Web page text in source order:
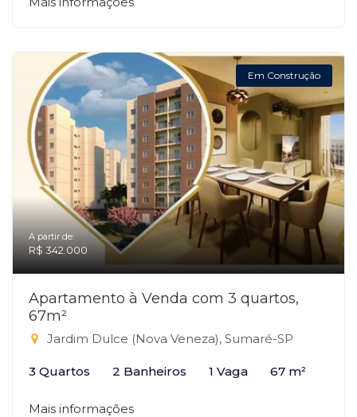
Em Construção
A partir de:
R$ 342.000
Apartamento à Venda com 3 quartos,
67m²
Jardim Dulce (Nova Veneza), Sumaré-SP
3 Quartos 2 Banheiros 1 Vaga 67 m²
Mais informações